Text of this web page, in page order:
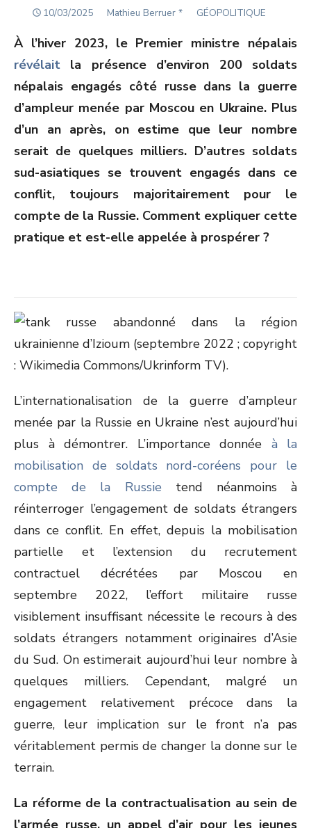
POSTED
10/03/2025 Author
Mathieu Berruer * GÉOPOLITIQUE
À l’hiver 2023, le Premier ministre népalais
révélait la présence d’environ 200 soldats
népalais engagés côté russe dans la guerre
d’ampleur menée par Moscou en Ukraine. Plus
d’un an après, on estime que leur nombre
serait de quelques milliers. D’autres soldats
sud-asiatiques se trouvent engagés dans ce
conflit, toujours majoritairement pour le
compte de la Russie. Comment expliquer cette
pratique et est-elle appelée à prospérer ?
L’internationalisation de la guerre d’ampleur
menée par la Russie en Ukraine n’est aujourd’hui
plus à démontrer. L’importance donnée à la
mobilisation de soldats nord-coréens pour le
compte de la Russie tend néanmoins à
réinterroger l’engagement de soldats étrangers
dans ce conflit. En effet, depuis la mobilisation
partielle et l’extension du recrutement
contractuel décrétées par Moscou en
septembre 2022, l’effort militaire russe
visiblement insuffisant nécessite le recours à des
soldats étrangers notamment originaires d’Asie
du Sud. On estimerait aujourd’hui leur nombre à
quelques milliers. Cependant, malgré un
engagement relativement précoce dans la
guerre, leur implication sur le front n’a pas
véritablement permis de changer la donne sur le
terrain.
La réforme de la contractualisation au sein de
l’armée russe, un appel d’air pour les jeunes